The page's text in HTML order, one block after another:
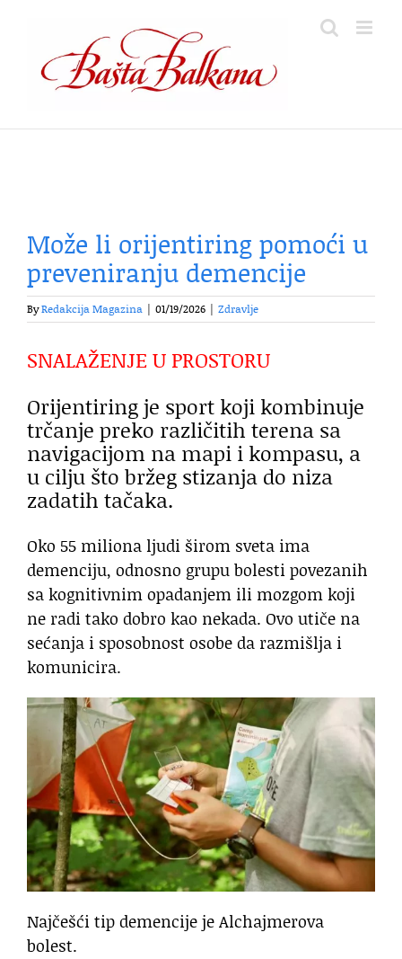
content
Može li orijentiring pomoći u
preveniranju demencije
ByRedakcija Magazina 01/19/2026 Zdravlje
SNALAŽENJE U PROSTORU
Orijentiring je sport koji kombinuje
trčanje preko različitih terena sa
navigacijom na mapi i kompasu, a
u cilju što bržeg stizanja do niza
zadatih tačaka.
Oko 55 miliona ljudi širom sveta ima
demenciju, odnosno grupu bolesti povezanih
sa kognitivnim opadanjem ili mozgom koji
ne radi tako dobro kao nekada. Ovo utiče na
sećanja i sposobnost osobe da razmišlja i
komunicira.
Najčešći tip demencije je Alchajmerova
bolest.